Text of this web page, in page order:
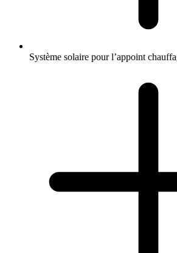
Système solaire pour l’appoint